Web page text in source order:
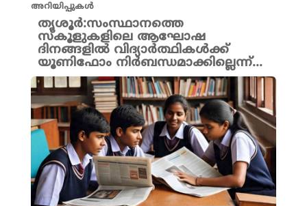
അറിയിപ്പുകൾ
തൃശൂർ:സംസ്ഥാനത്തെ
സ്‌കൂളുകളിലെ ആഘോഷ
ദിനങ്ങളിൽ വിദ്യാർത്ഥികൾക്ക്
യൂണിഫോം നിർബന്ധമാക്കില്ലെന്ന്...